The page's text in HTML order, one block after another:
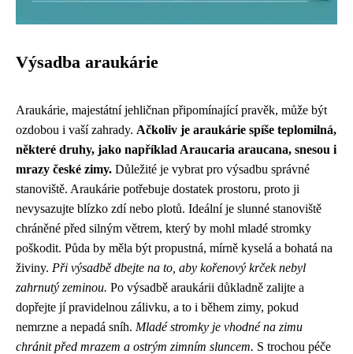
Výsadba araukárie
Araukárie, majestátní jehličnan připomínající pravěk, může být
ozdobou i vaší zahrady. Ačkoliv je araukárie spíše teplomilná,
některé druhy, jako například Araucaria araucana, snesou i
mrazy české zimy. Důležité je vybrat pro výsadbu správné
stanoviště. Araukárie potřebuje dostatek prostoru, proto ji
nevysazujte blízko zdí nebo plotů. Ideální je slunné stanoviště
chráněné před silným větrem, který by mohl mladé stromky
poškodit. Půda by měla být propustná, mírně kyselá a bohatá na
živiny. Při výsadbě dbejte na to, aby kořenový krček nebyl
zahrnutý zeminou. Po výsadbě araukárii důkladně zalijte a
dopřejte jí pravidelnou zálivku, a to i během zimy, pokud
nemrzne a nepadá sníh. Mladé stromky je vhodné na zimu
chránit před mrazem a ostrým zimním sluncem. S trochou péče